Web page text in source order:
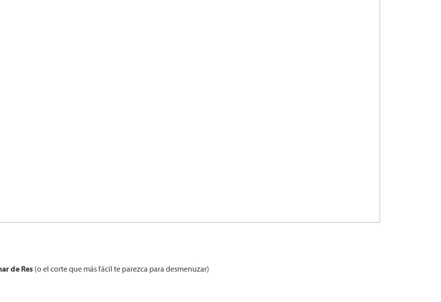
de Res (o el corte que más fácil te parezca para desmenuzar)